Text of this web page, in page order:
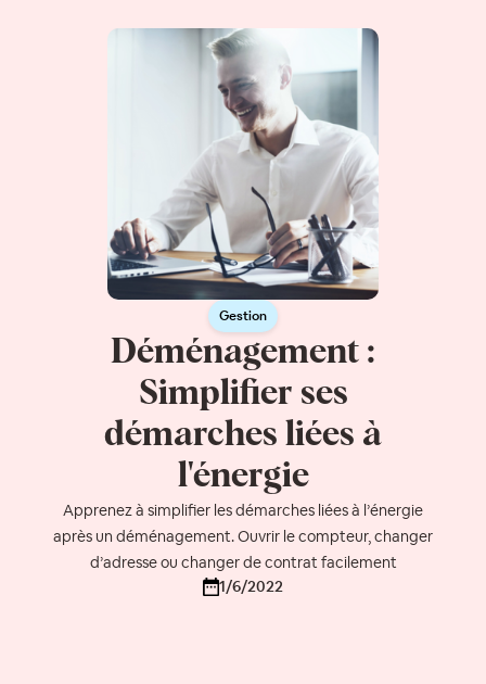
Gestion
Déménagement :
Simplifier ses
démarches liées à
l'énergie
Apprenez à simplifier les démarches liées à l’énergie
après un déménagement. Ouvrir le compteur, changer
d’adresse ou changer de contrat facilement
1/6/2022